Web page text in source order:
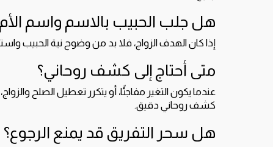
هل جلب الحبيب بالاسم واسم
إذا كان الهدف الزواج، فلا بد من وضوح نية الحبيب
متى أحتاج إلى كشف روحاني؟
عندما يكون التغير مفاجئًا، أو يتكرر تعطيل الصلح
كشف روحاني دقيق.
هل سحر التفريق قد يمنع الرجوع؟